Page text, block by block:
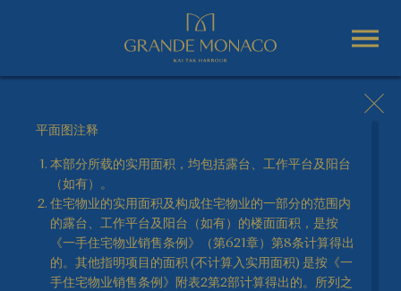
单位平面图
GRANDE MONACO 一丝不苟，别具匠心，为住客精心
打造每个单位。
平面图注释
本部分所载的实用面积，均包括露台、工作平台及阳台
（如有）。
住宅物业的实用面积及构成住宅物业的一部分的范围内
的露台、工作平台及阳台（如有）的楼面面积，是按
《一手住宅物业销售条例》（第621章）第8条计算得出
的。其他指明项目的面积 (不计算入实用面积) 是按《一
手住宅物业销售条例》附表2第2部计算得出的。所列之